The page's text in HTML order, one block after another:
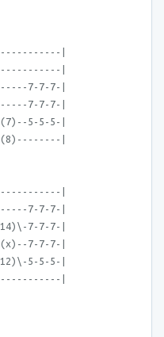
|
|
7-7-7-|
7-7-7-|
5-5-5-|
|
|
7-7-7-|
7-7-7-|
7-7-7-|
5-5-5-|
|